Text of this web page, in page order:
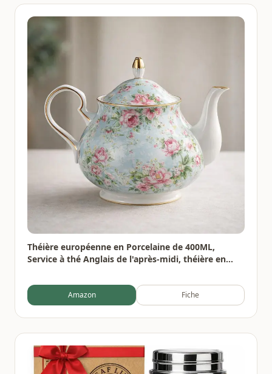
Théière européenne en Porcelaine de 400ML,
Service à thé Anglais de l'après-midi, théière en
Amazon Fiche